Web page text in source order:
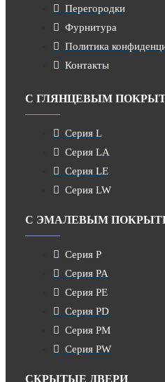
Перегородки
Фурнитура
Политика
Контакты
С ГЛЯНЦЕВЫМ
Серия L
Серия LA
Серия LE
Серия LW
С ЭМАЛЕВЫМ
Серия P
Серия PA
Серия PE
Серия PD
Серия PM
Серия PW
СКРЫТЫЕ ДВЕРИ